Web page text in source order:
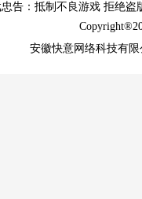
告：抵制不良游戏 拒绝
安徽快意网络科技有限